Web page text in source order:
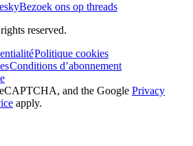
Bezoek ons op threads
reserved.
Politique cookies
Conditions d’abonnement
and the Google Privacy
apply.